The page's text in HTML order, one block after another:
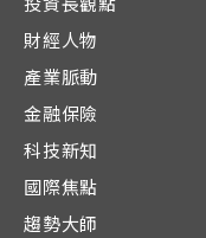
投資長觀點
財經人物
產業脈動
金融保險
科技新知
國際焦點
趨勢大師